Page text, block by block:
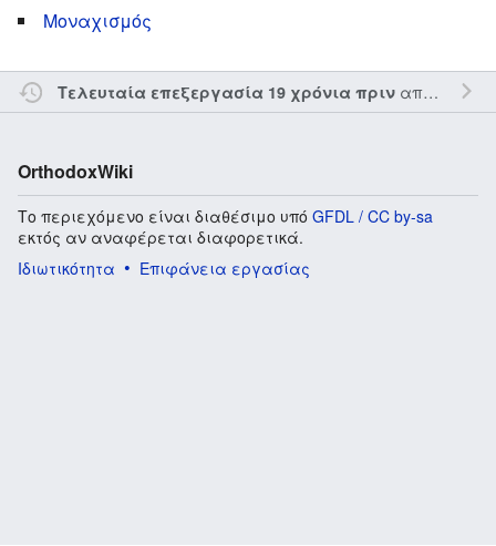
Μοναχισμός
Τελευταία επεξεργασία 19 χρόνια πριναπό τον την
OrthodoxWiki
Το περιεχόμενο είναι διαθέσιμο υπό GFDL / CC by-sa
εκτός αν αναφέρεται διαφορετικά.
Ιδιωτικότητα
Επιφάνεια εργασίας